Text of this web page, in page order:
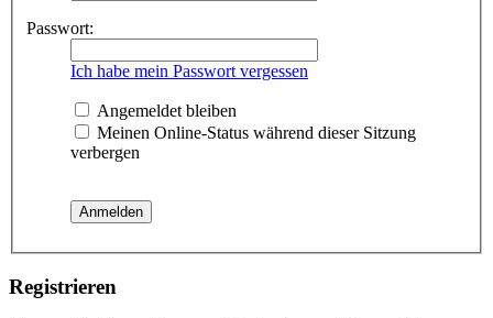
Passwort:
Ich habe mein Passwort vergessen
Angemeldet bleiben
Meinen Online-Status während dieser Sitzung
verbergen
Registrieren